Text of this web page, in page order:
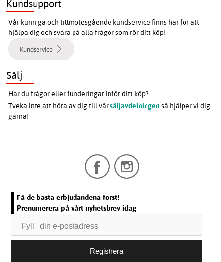
Kundsupport
Vår kunniga och tillmötesgående kundservice finns här för att
hjälpa dig och svara på alla frågor som rör ditt köp!
Kundservice
Sälj
Har du frågor eller funderingar inför ditt köp?
Tveka inte att höra av dig till vårsäljavdelningen så hjälper vi dig
gärna!
Få de bästa erbjudandena först!
Prenumerera på vårt nyhetsbrev idag